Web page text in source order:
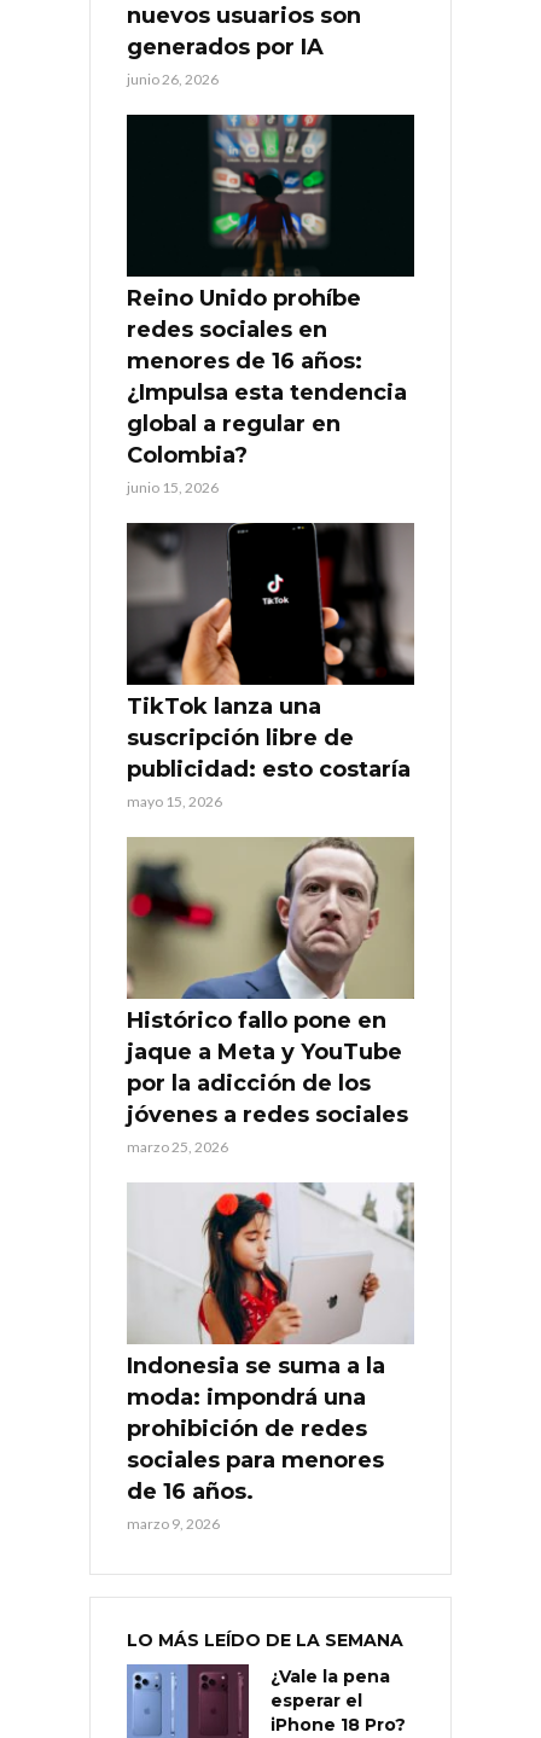
nuevos usuarios son
generados por IA
junio 26, 2026
Reino Unido prohíbe
redes sociales en
menores de 16 años:
¿Impulsa esta tendencia
global a regular en
Colombia?
junio 15, 2026
TikTok lanza una
suscripción libre de
publicidad: esto costaría
mayo 15, 2026
Histórico fallo pone en
jaque a Meta y YouTube
por la adicción de los
jóvenes a redes sociales
marzo 25, 2026
Indonesia se suma a la
moda: impondrá una
prohibición de redes
sociales para menores
de 16 años.
marzo 9, 2026
LO MÁS LEÍDO DE LA SEMANA
¿Vale la pena
esperar el
iPhone 18 Pro?